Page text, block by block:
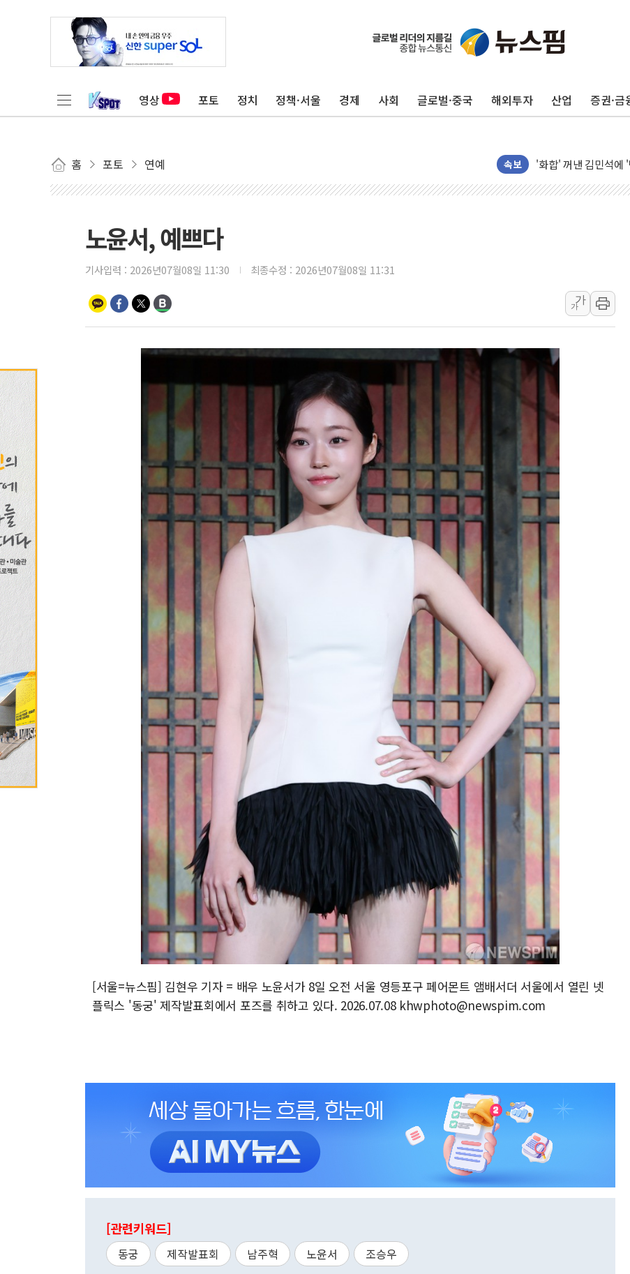
영상 포토 정치 정책·서울 경제 사회 글로벌·중국 해외투자 산업 증권·금
홈 포토 연예 속보
인천 선재도 갯벌서
인천서 말다툼 중 어
李대통령, ISA 개편
동해중부 전 해상 풍
中 전방위 아파트 부
인제 용대리 계곡서
동해시, 11~14일 '
강원 중·남부 동해
청양 밭에서 일하던
폭염에 車 운전면허
李대통령, 'ISA·주가
'호우 특보' 경북 울
주말 무더위·열대
오세훈 "용산공원 주
충북 주말 무더위 지
10월 보완수사권 폐
한상협, 업계 개인정
민주당, 오늘 제주·
노윤서, 예쁘다
기사입력 : 2026년07월08일 11:30 최종수정 : 2026년07월08일 11:31
가
가
[서울=뉴스핌] 김현우 기자 = 배우 노윤서가 8일 오전 서울 영등포구 페어몬트 앰배서더 서울에서 열린 넷
플릭스 '동궁' 제작발표회에서 포즈를 취하고 있다. 2026.07.08 khwphoto@newspim.com
[관련키워드]
동궁 제작발표회 남주혁 노윤서 조승우